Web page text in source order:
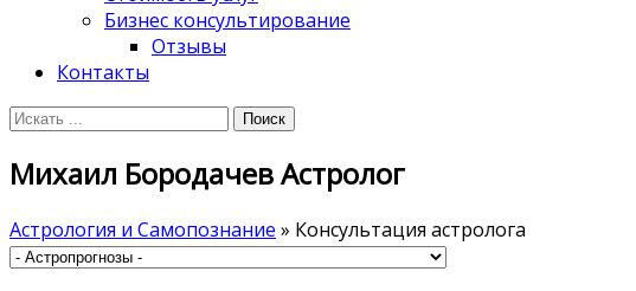
Бизнес консультирование
Отзывы
Контакты
Михаил Бородачев Астролог
Астрология и Самопознание » Консультация астролога